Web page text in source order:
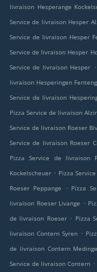
livraison Hesperange
Service de livraison Hesper
Service de livraison Hesper
Service de livraison Hesper
Service de livraison Hesper .
livraison Hesperingen Fenteng
Service de livraison
Pizza Service de livraison
Service de livraison Roeser
Service de livraison Roeser
Pizza Service de livraison
Kockelscheuer . Pizza
Roeser Peppange
. Pizza
livraison Roeser Livange .
de livraison Roeser . Pizza
livraison Contern Syren .
de livraison Contern
Service de livraison Contern .